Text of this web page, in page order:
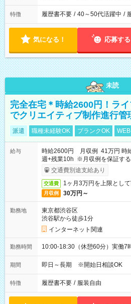
特徴 履歴書不要 / 40～50代活躍中 /
気になる！ 応募する
未読
完全在宅＊時給2600円！ラ
でクリエイティブ制作進行管
派遣 職種未経験OK ブランクOK
給与
時給2600円 月収例 41万円 時
週+残業10h ※月収例を保証す
受取りサービス利用可（利用条件
交通費別途支給あり
交通費 1ヶ月3万円を上限とし
月収例 30万円～
勤務地
東京都渋谷区
渋谷駅から徒歩1分
インターネット関連
勤務時間 10:00-18:30（休憩60分）実働7
期間 即日～長期 ※開始日相談OK
特徴 履歴書不要 / 服装自由